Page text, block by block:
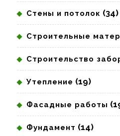
Стены и потолок (34)
Строительные
Строительство
Утепление (19)
Фасадные работы
Фундамент (14)